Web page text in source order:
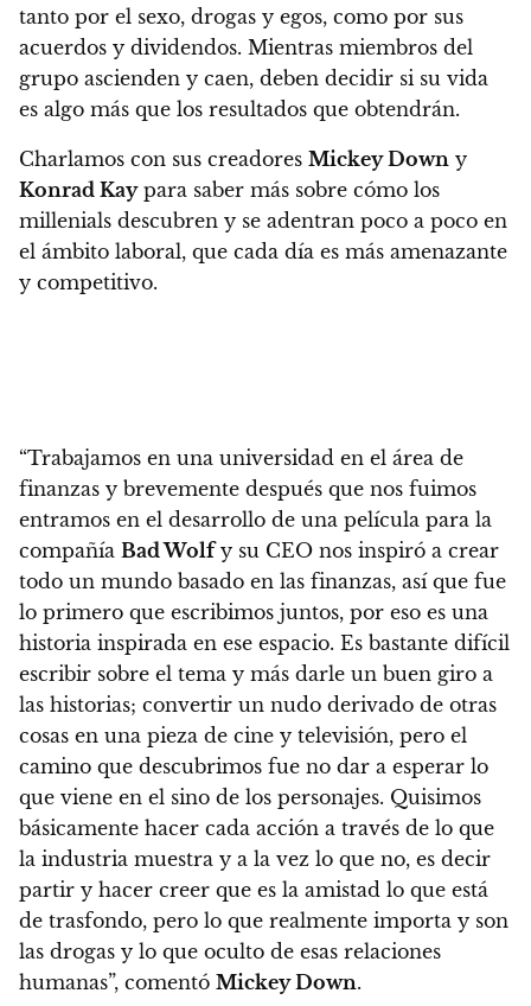
tanto por el sexo, drogas y egos, como por sus
acuerdos y dividendos. Mientras miembros del
grupo ascienden y caen, deben decidir si su vida
es algo más que los resultados que obtendrán.
Charlamos con sus creadores Mickey Down y
Konrad Kaypara saber más sobre cómo los
millenials descubren y se adentran poco a poco en
el ámbito laboral, que cada día es más amenazante
y competitivo.
“Trabajamos en una universidad en el área de
finanzas y brevemente después que nos fuimos
entramos en el desarrollo de una película para la
compañía Bad Wolfy su CEO nos inspiró a crear
todo un mundo basado en las finanzas, así que fue
lo primero que escribimos juntos, por eso es una
historia inspirada en ese espacio. Es bastante difícil
escribir sobre el tema y más darle un buen giro a
las historias; convertir un nudo derivado de otras
cosas en una pieza de cine y televisión, pero el
camino que descubrimos fue no dar a esperar lo
que viene en el sino de los personajes. Quisimos
básicamente hacer cada acción a través de lo que
la industria muestra y a la vez lo que no, es decir
partir y hacer creer que es la amistad lo que está
de trasfondo, pero lo que realmente importa y son
las drogas y lo que oculto de esas relaciones
humanas”, comentó Mickey Down.